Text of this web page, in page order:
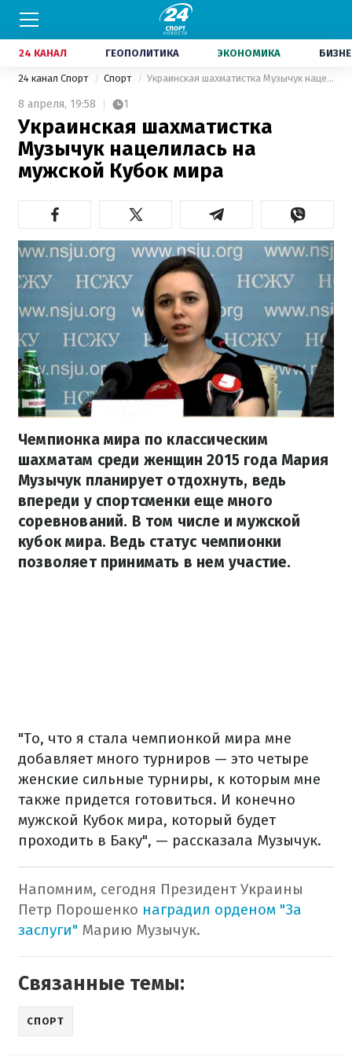
24 КАНАЛ ГЕОПОЛИТИКА ЭКОНОМИКА
24 канал Спорт Спорт Украинская шахматистка Музычук нацелилась на мужской Кубок мира
8 апреля, 19:58 1
Украинская шахматистка
Музычук нацелилась на
мужской Кубок мира
Чемпионка мира по классическим
шахматам среди женщин 2015 года Мария
Музычук планирует отдохнуть, ведь
впереди у спортсменки еще много
соревнований. В том числе и мужской
кубок мира. Ведь статус чемпионки
позволяет принимать в нем участие.
"То, что я стала чемпионкой мира мне
добавляет много турниров — это четыре
женские сильные турниры, к которым мне
также придется готовиться. И конечно
мужской Кубок мира, который будет
проходить в Баку", — рассказала Музычук.
Напомним, сегодня Президент Украины
Петр Порошенко наградил орденом "За
заслуги" Марию Музычук.
Связанные темы:
СПОРТ